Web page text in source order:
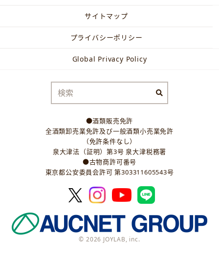
サイトマップ
プライバシーポリシー
Global Privacy Policy
●酒類販売免許
全酒類卸売業免許及び一般酒類小売業免許
（免許条件なし）
泉大津法（証明）第3号 泉大津税務署
●古物商許可番号
東京都公安委員会許可 第303311605543号
© 2026 JOYLAB, inc.